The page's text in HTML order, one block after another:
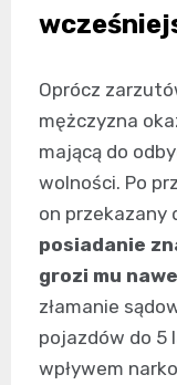
Oprócz
mężczyzna
mającą do
wolności. Po
on przekazany
posiadanie
grozi mu
złamanie
pojazdów do 5
wpływem